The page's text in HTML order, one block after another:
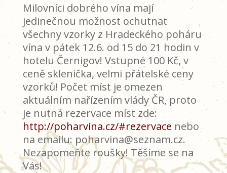
Milovníci dobrého vína mají
jedinečnou možnost ochutnat
všechny vzorky z Hradeckého poháru
vína v pátek 12.6. od 15 do 21 hodin v
hotelu Černigov! Vstupné 100 Kč, v
ceně sklenička, velmi přátelské ceny
vzorků! Počet míst je omezen
aktuálním nařízením vlády ČR, proto
je nutná rezervace míst zde:
http://poharvina.cz/#rezervace nebo
na emailu: poharvina@seznam.cz.
Nezapomeňte roušky! Těšíme se na
Vás!